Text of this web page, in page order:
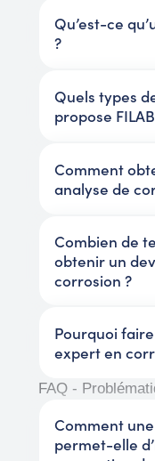
Qu’est-ce
?
Quels types
propose
Comment
analyse de
Combien de
obtenir un
corrosion ?
Pourquoi
expert en
FAQ -
Comment
permet-elle